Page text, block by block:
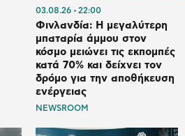
03.08.26 22:00
Φινλανδία: Η μεγαλύτερη
μπαταρία άμμου στον
κόσμο μειώνει τις εκπομπές
κατά 70% και δείχνει τον
δρόμο για την αποθήκευση
ενέργειας
NEWSROOM